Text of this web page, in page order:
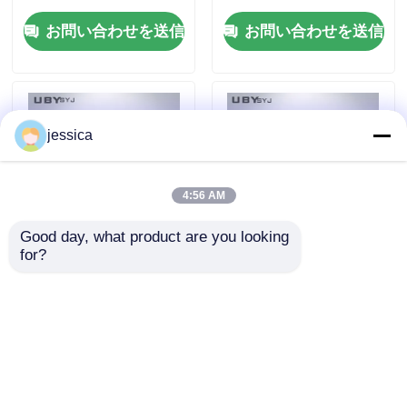
お問い合わせを送信
なコントローラ
お問い合わせを送信
jessica
4:56 AM
Good day, what product are you looking
for?